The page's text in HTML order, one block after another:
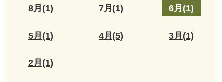
8月(1) 7月(1) 6月(1)
5月(1) 4月(5) 3月(1)
2月(1)